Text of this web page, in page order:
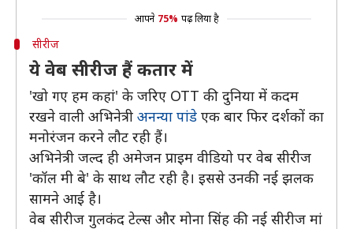
आपने 75% पढ़ लिया है
सीरीज
ये वेब सीरीज हैं कतार में
'खो गए हम कहां' के जरिए OTT की दुनिया में कदम
रखने वाली अभिनेत्री अनन्या पांडे एक बार फिर दर्शकों का
मनोरंजन करने लौट रही हैं।
अभिनेत्री जल्द ही अमेजन प्राइम वीडियो पर वेब सीरीज
'कॉल मी बे' के साथ लौट रही है। इससे उनकी नई झलक
सामने आई है।
वेब सीरीज गुलकंद टेल्स और मोना सिंह की नई सीरीज मां